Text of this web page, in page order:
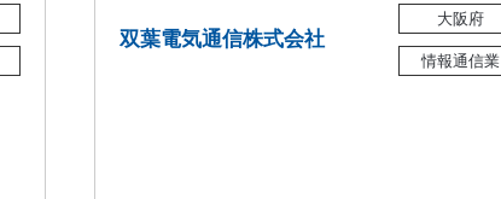
双葉電気通信株式会社
大阪府
情報通信業